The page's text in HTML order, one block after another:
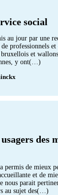
social
au jour par une
de professionnels
et
y ont(…)
des
permis de mieux
et de
nous parait
au sujet des(…)